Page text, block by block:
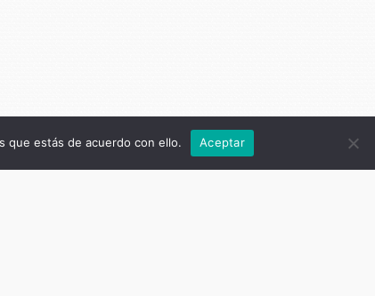
que estás de acuerdo con ello. Aceptar